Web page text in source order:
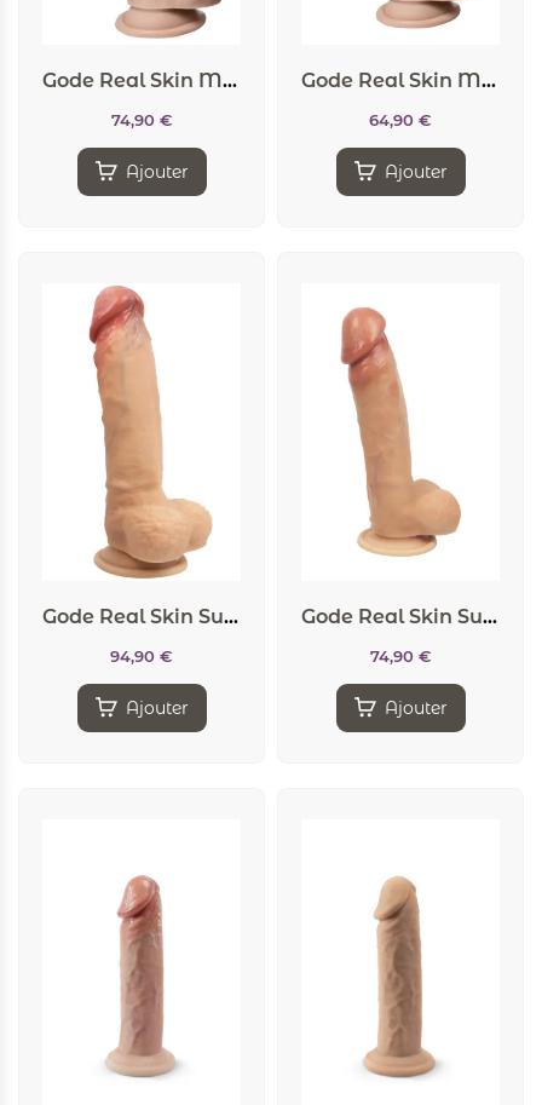
Gode Real Skin Model 1 flesh 23 cm – SilexD
74,90 €
Ajouter
Gode Real Skin Model 1 flesh 21 cm – SilexD
64,90 €
Ajouter
Gode Real Skin Suprème Model 1 flesh 23 cm – SilexD
94,90 €
Ajouter
Gode Real Skin Suprème Model 1 flesh 17,8 cm – SilexD
74,90 €
Ajouter